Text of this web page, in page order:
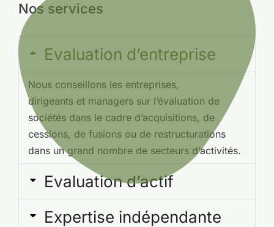
Nos services
Evaluation d’entreprise
Nous conseillons les entreprises,
dirigeants et managers sur l’évaluation de
sociétés dans le cadre d’acquisitions, de
cessions, de fusions ou de restructurations
dans un grand nombre de secteurs d’activités.
Evaluation d’actif
Expertise indépendante